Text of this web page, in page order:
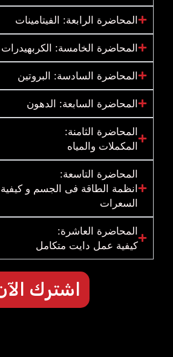
المحاضرة الرابعة: الفيتامينات
المحاضرة الخامسة: الكربهيدرات
المحاضرة السادسة: البروتين
المحاضرة السابعة: الدهون
المحاضرة الثامنة:
المكملات والمياه
المحاضرة التاسعة:
انظمة الطاقة فى الجسم و
السعرات
المحاضرة العاشرة:
كيفية عمل دايت متكامل
اشترك